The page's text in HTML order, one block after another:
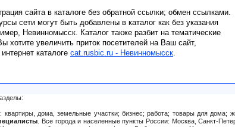
сайта в каталоге без обратной ссылки; обмен ссылками.
сети могут быть добавлены в каталог как без указания
Невинномысск. Каталог также разбит на тематические
увеличить приток посетителей на Ваш сайт,
каталоге cat.rusbic.ru - Невинномысск.
дома, земельные участки; бизнес; работа; товары для дома;
. Все города и населенные пункты России: Москва, Санкт-